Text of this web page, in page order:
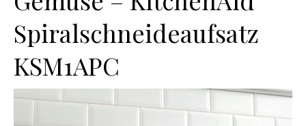
Spiralschneideaufsatz
KSM1APC